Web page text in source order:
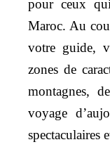
pour ceux
Maroc. Au
votre guide,
zones de
montagnes,
voyage
spectaculaires